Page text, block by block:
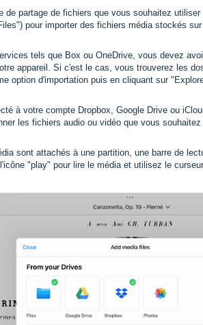
de partage de fichiers que vous souhaitez
pour importer des fichiers média stockés sur
tels que Box ou OneDrive, vous devez
appareil. Si c'est le cas, vous trouverez les
option d'importation puis en cliquant sur
à votre compte Dropbox, Google Drive ou
les fichiers audio ou vidéo que vous souhaitez
sont attachés à une partition, une barre de
"play" pour lire le média et utilisez le